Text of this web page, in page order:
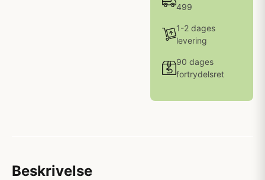
499
1-2 dages
levering
90 dages
fortrydelsret
Beskrivelse